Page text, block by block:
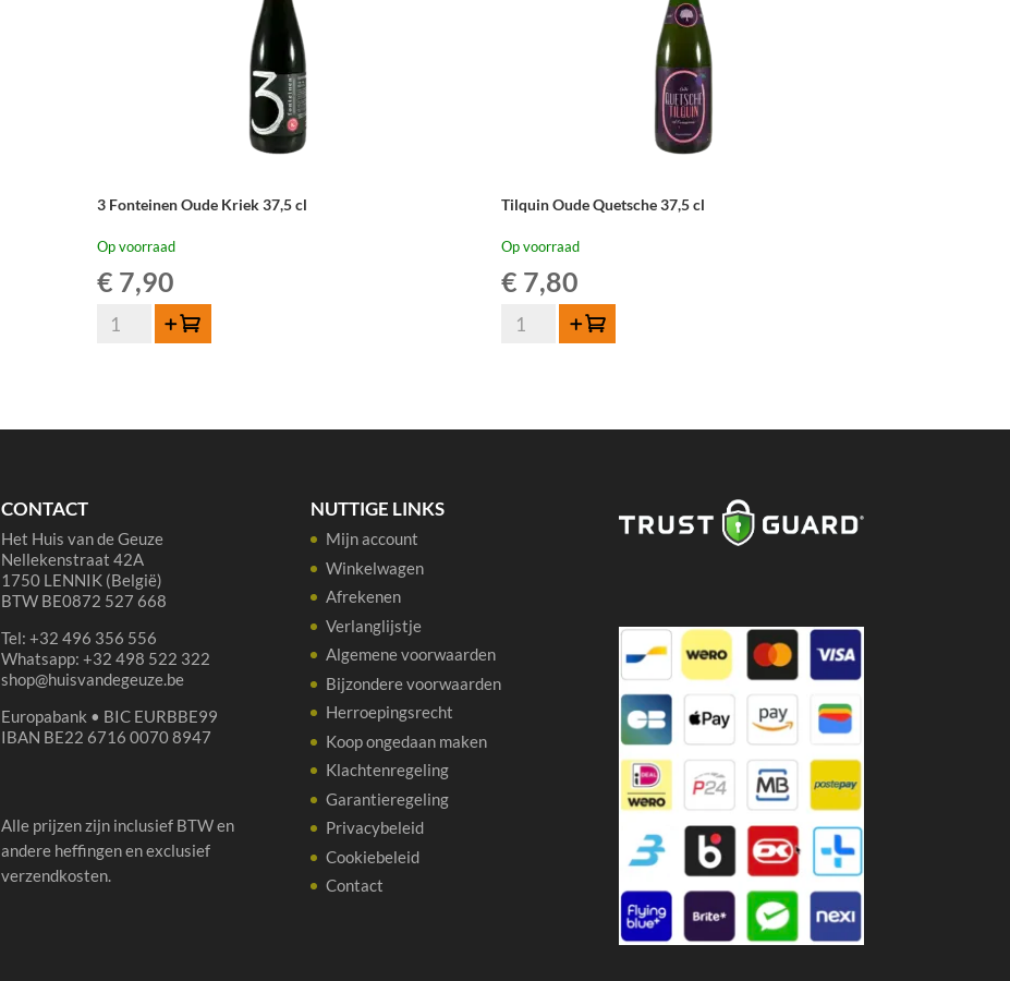
3 Fonteinen Oude Kriek 37,5 cl
Op voorraad
€ 7,90
Fonteinen
Toevoegen
Tilquin Oude Quetsche 37,5 cl
Op voorraad
€ 7,80
Tilquin
Toevoegen
CONTACT
Het Huis van de Geuze
Nellekenstraat 42A
1750 LENNIK (België)
BTW BE0872 527 668
Tel: +32 496 356 556
Whatsapp: +32 498 522 322
shop@huisvandegeuze.be
Europabank • BIC EURBBE99
IBAN BE22 6716 0070 8947
Alle prijzen zijn inclusief BTW en
andere heffingen en exclusief
verzendkosten.
NUTTIGE LINKS
Mijn account
Winkelwagen
Afrekenen
Verlanglijstje
Algemene voorwaarden
Bijzondere voorwaarden
Herroepingsrecht
Koop ongedaan maken
Klachtenregeling
Garantieregeling
Privacybeleid
Cookiebeleid
Contact